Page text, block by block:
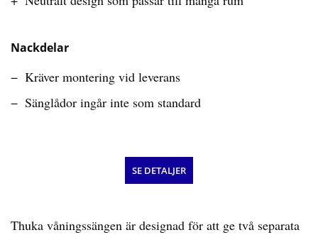
Thuka våningssängen är designad för att ge två separata
Nackdelar
Kräver montering vid leverans
Sänglådor ingår inte som standard
SE DETALJER